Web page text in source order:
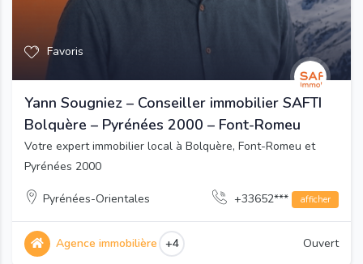
Favoris
Yann Sougniez – Conseiller immobilier SAFTI
Bolquère – Pyrénées 2000 – Font-Romeu
Votre expert immobilier local à Bolquère, Font-Romeu et
Pyrénées 2000
Pyrénées-Orientales +33652*** afficher
Agence immobilière +4 Ouvert